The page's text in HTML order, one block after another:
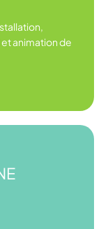
animation de